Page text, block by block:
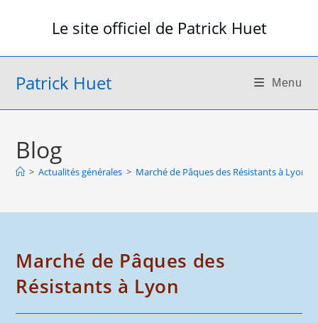
Le site officiel de Patrick Huet
Patrick Huet Menu
Blog
> Actualités générales > Marché de Pâques des Résistants à Lyon
Marché de Pâques des
Résistants à Lyon